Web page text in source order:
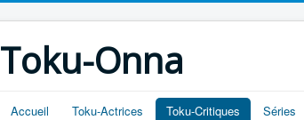
Toku-Onna
Accueil Toku-Actrices Toku-Critiques Séries